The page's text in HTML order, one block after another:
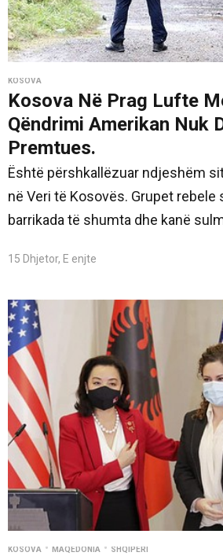
KOSOVA
Kosova Në Prag Lufte
Qëndrimi Amerikan Nuk
Premtues.
Është përshkallëzuar ndjeshëm
në Veri të Kosovës. Grupet rebele
barrikada të shumta dhe kanë
15 Dhjetor, E enjte
KOSOVA • MAQEDONIA • SHQIPËRI